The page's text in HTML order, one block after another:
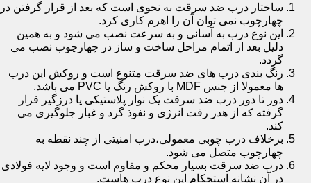
ساختار درب ضد سرقت به نحوی است که بعد از قرار گرفتن در
چهارچوب نمی توان آن را اهرم کاری کرد.
این نوع درب به آسانی و به سرعت نصب می شود و به همین
دلیل بعد از اتمام مراحل ساخت و ساز در چهارچوب نصب می
گردد.
رنگ بندی درب های ضد سرقت متنوع است و روکش این درب
ها معمولا از جنس MDF با روکش رنگ یا PVC می باشد.
دور تا دور درب ضد سرقت یک نوار پلاستیکی یا درزگیر قرار
گرفته که از هدر رفت انرژی و نفوذ گرد و غبار جلوگیری می
کند.
برخلاف درب چوبی معمولی،درب امنیتی از چند نقطه به
چهارچوب متصل می شود.
درب ضد سرقت بسیار محکم و مقاوم است و وجود لایه فولادی
در آن نشانه استحکام این نوع درب هاست.